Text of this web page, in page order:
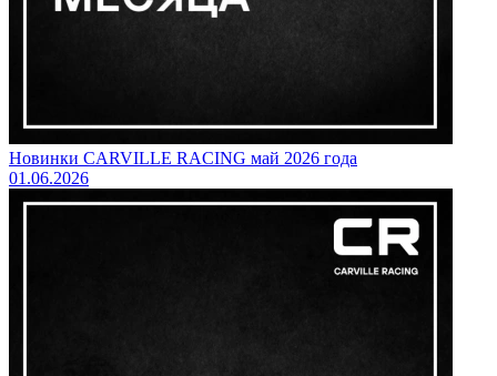
Новинки CARVILLE RACING май 2026 года
01.06.2026